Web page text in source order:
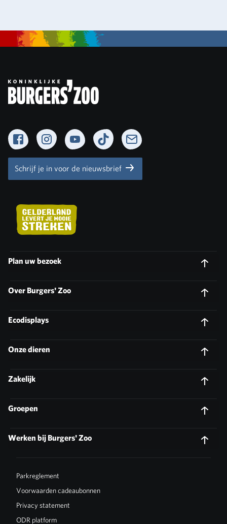
FacebookInstagramYouTubeTikTok Newsletter
Schrijf je in voor de nieuwsbrief
Plan uw bezoek
Over Burgers' Zoo
Ecodisplays
Onze dieren
Zakelijk
Groepen
Werken bij Burgers' Zoo
Parkreglement
Voorwaarden cadeaubonnen
Privacy statement
ODR platform